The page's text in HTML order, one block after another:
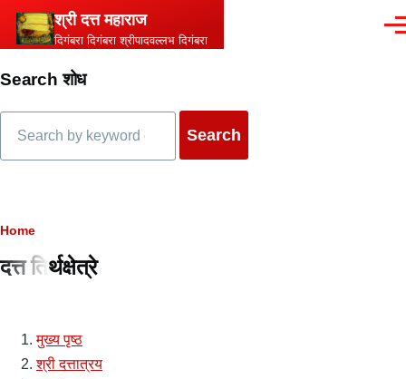
Skip to main content
श्री दत्त महाराज
दिगंबरा दिगंबरा श्रीपादवल्लभ दिगंबरा
Search शोध
Breadcrumb
Home
दत्त तिर्थक्षेत्रे
मुख्य पृष्ठ
श्री दत्तात्रय